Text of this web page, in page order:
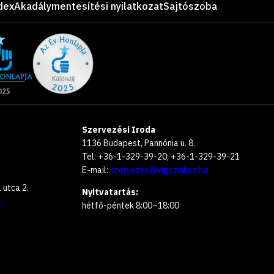
Akadálymentesítési nyilatkozatSajtószoba
utca 2.
Szervezési Iroda
1136 Budapest, Pannónia u. 8.
Tel: +36-1-329-39-20; +36-1-329-39-21
E-mail: szervezes@vigszinhaz.hu
Nyitvatartás:
hétfő-péntek 8:00–18:00